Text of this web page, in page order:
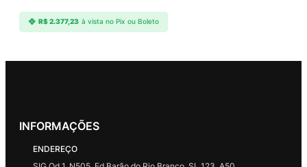
R$2.377,23 à vista no Pix ou Boleto
INFORMAÇÕES
ENDEREÇO